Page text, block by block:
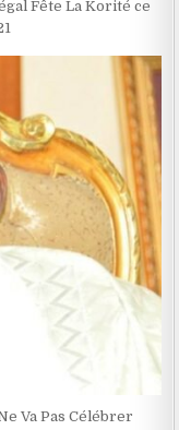
Fête La Korité ce
Va Pas Célébrer